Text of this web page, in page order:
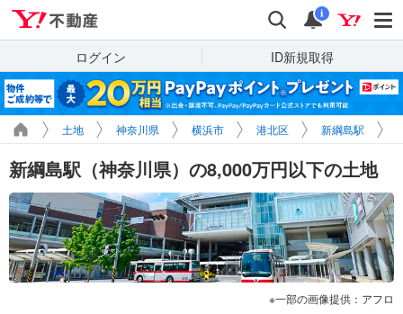
検索 通知
i
ログイン ID新規取得
土地 神奈川県 横浜市 港北区 新綱島駅
新綱島駅（神奈川県）の8,000万円以下の土地
一部の画像提供：アフロ